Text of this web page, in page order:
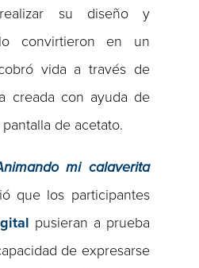
su diseño y
convirtieron en un
vida a través de
creada con ayuda de
de acetato.
mi calaverita
que los participantes
pusieran a prueba
de expresarse